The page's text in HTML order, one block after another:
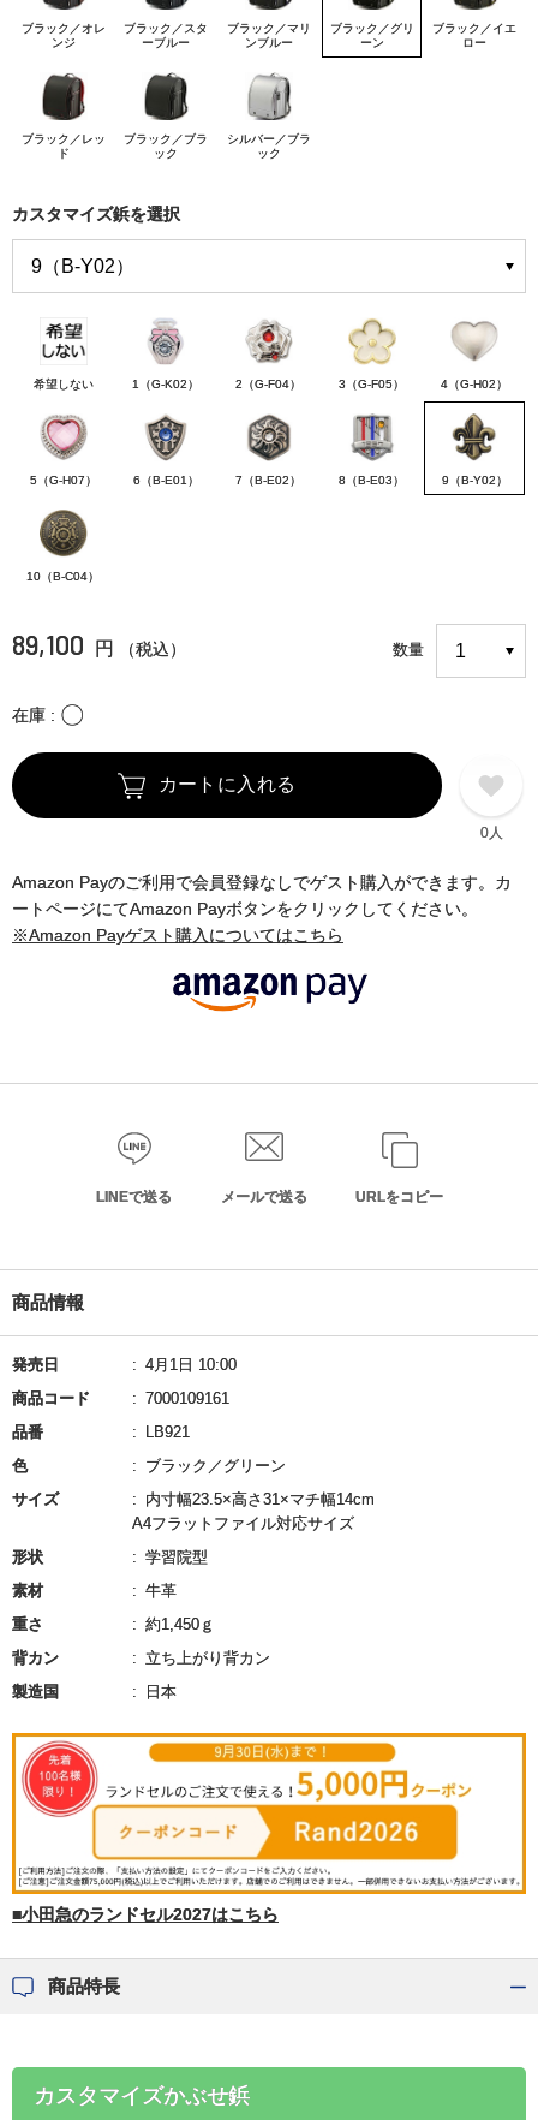
ブラック／オレ
ンジ
ブラック／スタ
ーブルー
ブラック／マリ
ンブルー
ブラック／グリ
ーン
ブラック／イエ
ロー
ブラック／レッ
ド
ブラック／ブラ
ック
シルバー／ブラ
ック
カスタマイズ鋲を選択
希望しない 1（G-K02） 2（G-F04） 3（G-F05） 4（G-H02）
5（G-H07） 6（B-E01） 7（B-E02） 8（B-E03） 9（B-Y02）
10（B-C04）
89,100 円 （税込） 数量
在庫 〇
カートに入れる
0人
Amazon Payのご利用で会員登録なしでゲスト購入ができます。カ
ートページにてAmazon Payボタンをクリックしてください。
※Amazon Payゲスト購入についてはこちら
LINEで送る メールで送る URLをコピー
商品情報
発売日
4月1日 10:00
商品コード
7000109161
品番
LB921
色
ブラック／グリーン
サイズ
内寸幅23.5×高さ31×マチ幅14cm
A4フラットファイル対応サイズ
形状
学習院型
素材
牛革
重さ
約1,450ｇ
背カン
立ち上がり背カン
製造国
日本
■小田急のランドセル2027はこちら
商品特長
カスタマイズかぶせ鋲